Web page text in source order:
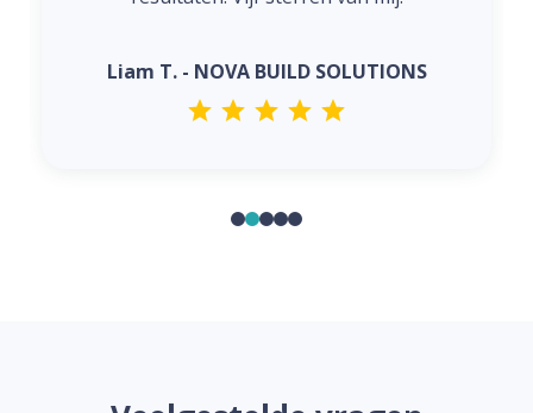
Liam T. - NOVA BUILD SOLUTIONS